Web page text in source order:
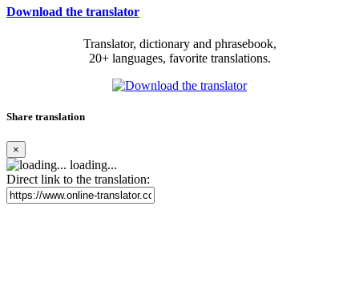
Download the translator
Translator, dictionary and phrasebook,
20+ languages, favorite translations.
Share translation
×
loading...
Direct link to the translation: